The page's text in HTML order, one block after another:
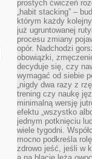
prostych ćwiczeń
„habit stacking” –
którym każdy
już ugruntowanej
procesu zmiany
opór. Nadchodzi
obowiązki,
decyduje się, czy
wymagać od siebie
„nigdy dwa razy z
trening czy naukę
minimalną wersję
efektu „wszystko
jednym potknięciu
wiele tygodni.
mocno podkreśla
zdrowo jeść, jeśli w